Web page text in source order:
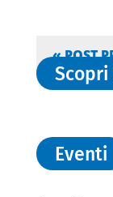
« POST
Eventi